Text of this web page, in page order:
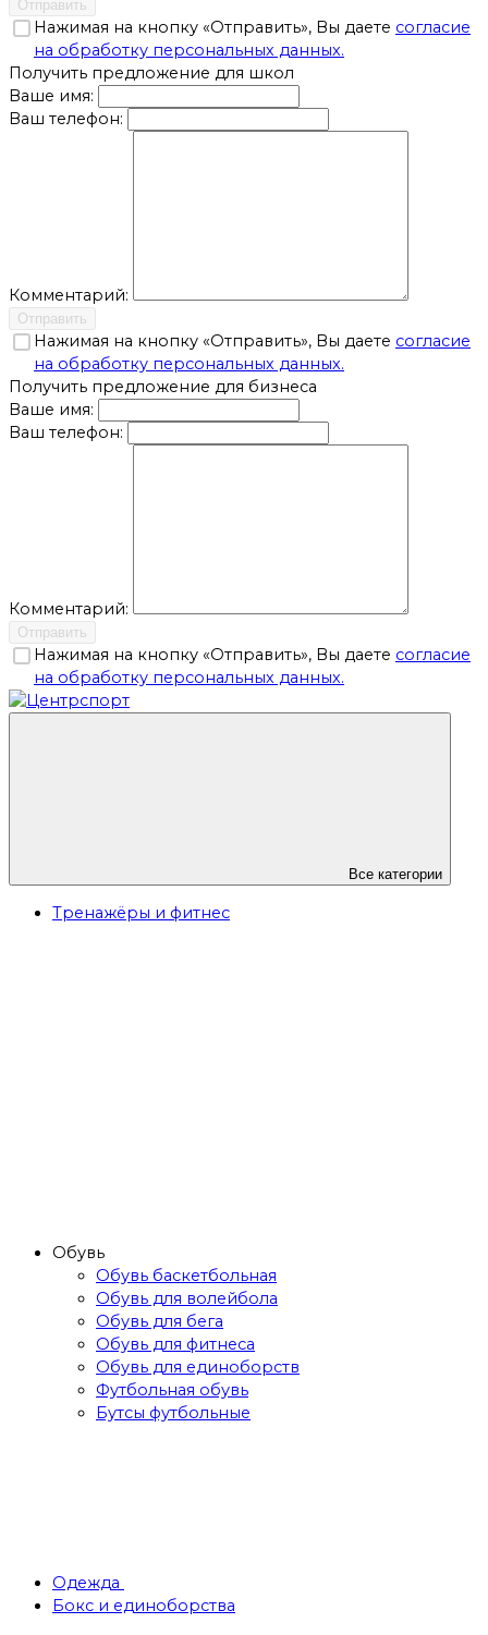
Отправить
Нажимая на кнопку «Отправить», Вы даете согласие
на обработку персональных данных.
Получить предложение для школ
Ваше имя:
Ваш телефон:
Комментарий:
Отправить
Нажимая на кнопку «Отправить», Вы даете согласие
на обработку персональных данных.
Получить предложение для бизнеса
Ваше имя:
Ваш телефон:
Комментарий:
Отправить
Нажимая на кнопку «Отправить», Вы даете согласие
на обработку персональных данных.
Все категории
Тренажёры и фитнес
Обувь
Обувь баскетбольная
Обувь для волейбола
Обувь для бега
Обувь для фитнеса
Обувь для единоборств
Футбольная обувь
Бутсы футбольные
Одежда
Бокс и единоборства